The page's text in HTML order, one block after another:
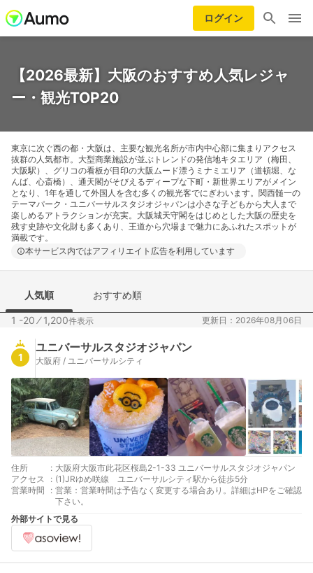
ログイン
【2026最新】大阪のおすすめ人気レジャ
ー・観光TOP20
東京に次ぐ西の都・大阪は、主要な観光名所が市内中心部に集まりアクセス
抜群の人気都市。大型商業施設が並ぶトレンドの発信地キタエリア（梅田、
大阪駅）、グリコの看板が目印の大阪ムード漂うミナミエリア（道頓堀、な
んば、心斎橋）、通天閣がそびえるディープな下町・新世界エリアがメイン
となり、1年を通して外国人を含む多くの観光客でにぎわいます。関西髄一の
テーマパーク・ユニバーサルスタジオジャパンは小さな子どもから大人まで
楽しめるアトラクションが充実。大阪城天守閣をはじめとした大阪の歴史を
残す史跡や文化財も多くあり、王道から穴場まで魅力にあふれたスポットが
満載です。
本サービス内ではアフィリエイト広告を利用しています
人気順 おすすめ順
1 -20 ⁄1,200件表示 更新日：2026年08月06日
1
ユニバーサルスタジオジャパン
大阪府 / ユニバーサルシティ
住所 : 大阪府大阪市此花区桜島2-1-33 ユニバーサルスタジオジャパン
アクセス
: (1)JRゆめ咲線 ユニバーサルシティ駅から徒歩5分
営業時間
: 営業：営業時間は予告なく変更する場合あり。詳細はHPをご確認
下さい。
外部サイトで見る